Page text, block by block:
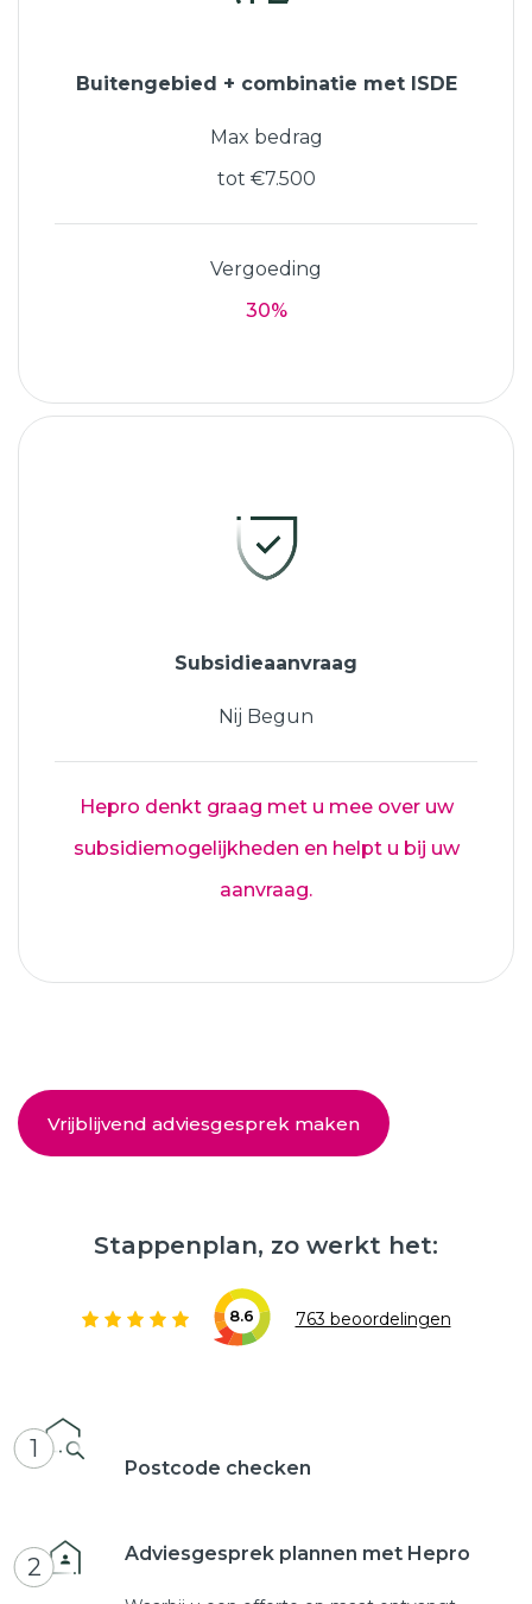
Buitengebied + combinatie met ISDE
Max bedrag
tot €7.500
Vergoeding
30%
Subsidieaanvraag
Nij Begun
Hepro denkt graag met u mee over uw
subsidiemogelijkheden en helpt u bij uw
aanvraag.
Vrijblijvend adviesgesprek maken
Stappenplan, zo werkt het:
8.6 763 beoordelingen
1
Postcode checken
2 Adviesgesprek plannen met Hepro